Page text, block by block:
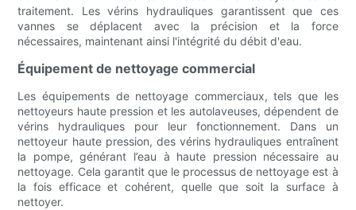
traitement. Les vérins hydrauliques garantissent que ces
vannes se déplacent avec la précision et la force
nécessaires, maintenant ainsi l'intégrité du débit d'eau.
Équipement de nettoyage commercial
Les équipements de nettoyage commerciaux, tels que les
nettoyeurs haute pression et les autolaveuses, dépendent de
vérins hydrauliques pour leur fonctionnement. Dans un
nettoyeur haute pression, des vérins hydrauliques entraînent
la pompe, générant l’eau à haute pression nécessaire au
nettoyage. Cela garantit que le processus de nettoyage est à
la fois efficace et cohérent, quelle que soit la surface à
nettoyer.